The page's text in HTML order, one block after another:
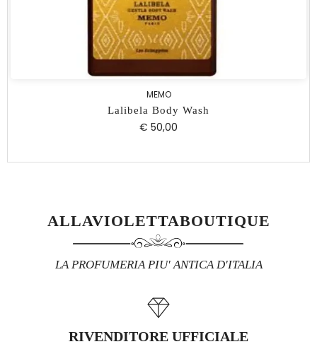
MEMO
Lalibela Body Wash
€ 50,00
ALLAVIOLETTABOUTIQUE
LA PROFUMERIA PIU' ANTICA D'ITALIA
RIVENDITORE UFFICIALE